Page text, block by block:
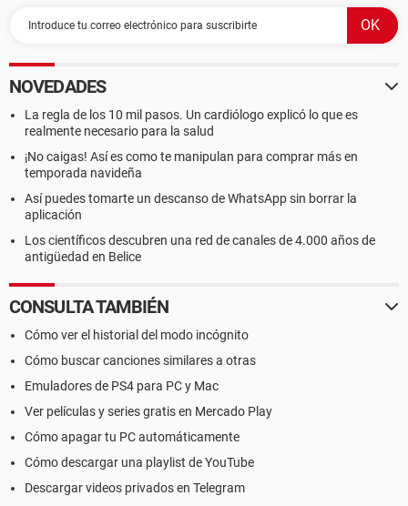
NOVEDADES
La regla de los 10 mil pasos. Un cardiólogo explicó lo que es
realmente necesario para la salud
¡No caigas! Así es como te manipulan para comprar más en
temporada navideña
Así puedes tomarte un descanso de WhatsApp sin borrar la
aplicación
Los científicos descubren una red de canales de 4.000 años de
antigüedad en Belice
CONSULTA TAMBIÉN
Cómo ver el historial del modo incógnito
Cómo buscar canciones similares a otras
Emuladores de PS4 para PC y Mac
Ver películas y series gratis en Mercado Play
Cómo apagar tu PC automáticamente
Cómo descargar una playlist de YouTube
Descargar videos privados en Telegram